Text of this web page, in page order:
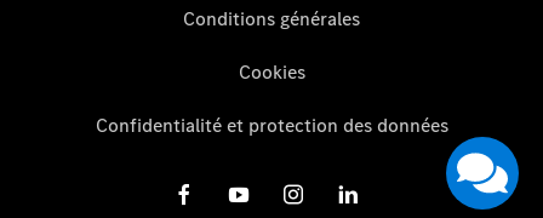
Conditions générales
Cookies
Confidentialité et protection des données